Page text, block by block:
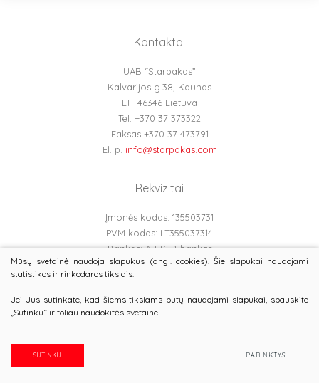
Kontaktai
UAB “Starpakas”
Kalvarijos g.38, Kaunas
LT- 46346 Lietuva
Tel. +370 37 373322
Faksas +370 37 473791
El. p. info@starpakas.com
Rekvizitai
Įmonės kodas: 135503731
PVM kodas: LT355037314
Bankas: AB SEB bankas
Banko kodas: 70440
Atsiskaitomoji sąskaita: LT737044060002848353
Įregistruota LR Ūkio ministerijoje Nr.BĮ 2000-81
© 2026 Starpakas. Visos teisės saugomos
Mūsų svetainė naudoja slapukus (angl. cookies). Šie slapukai naudojami
statistikos ir rinkodaros tikslais.
Jei Jūs sutinkate, kad šiems tikslams būtų naudojami slapukai, spauskite
„Sutinku“ ir toliau naudokitės svetaine.
SUTINKU PARINKTYS